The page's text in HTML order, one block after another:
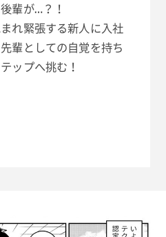
輩が…？！
れ緊張する新人に入社
輩としての自覚を持ち
ップへ挑む！